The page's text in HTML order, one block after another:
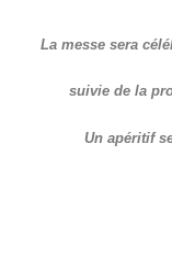
La messe sera
suivie de la
Un apéritif